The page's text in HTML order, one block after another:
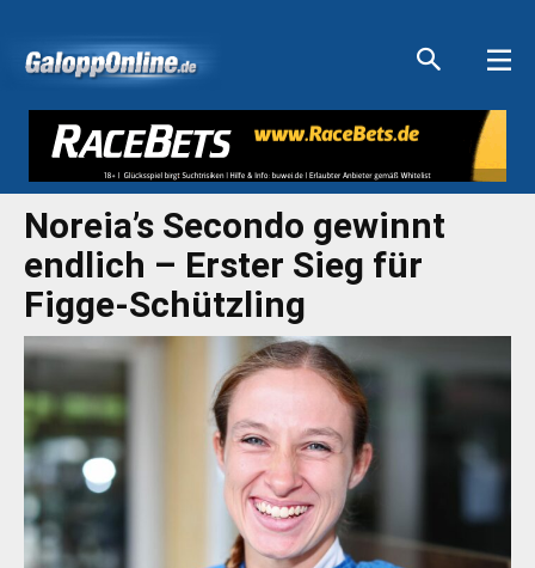
Noreia’s Secondo gewinnt
endlich – Erster Sieg für
Figge-Schützling